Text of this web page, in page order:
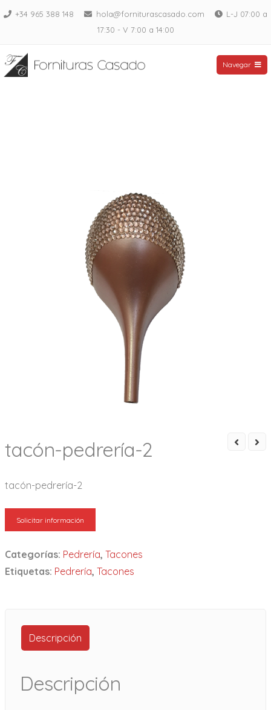
Saltar+34 965 388 148 hola@forniturascasado.com
L-J 07:00 a
17:30 - V 7:00 a 14:00
Fornituras Casado
Navegar
tacón-pedrería-2
tacón-pedrería-2
Solicitar información
Categorías: Pedrería, Tacones
Etiquetas: Pedrería, Tacones
Descripción
Descripción